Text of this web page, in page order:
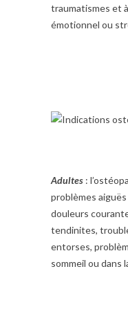
traumatismes et
émotionnel ou
Adultes :
problèmes
douleurs
tendinites,
entorses,
sommeil ou dans